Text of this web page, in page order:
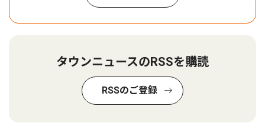
タウンニュースのRSSを購読
RSSのご登録